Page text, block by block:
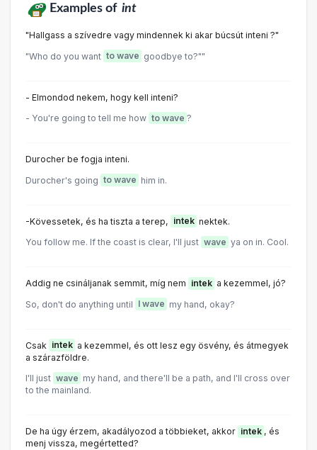
Examples of int
"Hallgass a szívedre vagy mindennek ki akar búcsút inteni ?"
"Who do you want to wave goodbye to?""
- Elmondod nekem, hogy kell inteni?
- You're going to tell me how to wave ?
Durocher be fogja inteni.
Durocher's going to wave him in.
-Kövessetek, és ha tiszta a terep, intek nektek.
You follow me. If the coast is clear, I'll just wave ya on in. Cool.
Addig ne csináljanak semmit, míg nem intek a kezemmel, jó?
So, don't do anything until I wave my hand, okay?
Csak intek a kezemmel, és ott lesz egy ösvény, és átmegyek
a szárazföldre.
I'll just wave my hand, and there'll be a path, and I'll cross over
to the mainland.
De ha úgy érzem, akadályozod a többieket, akkor intek , és
menj vissza, megértetted?